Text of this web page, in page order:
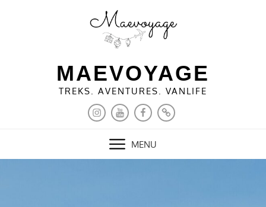
MAEVOYAGE
TREKS. AVENTURES. VANLIFE
INSTAGRAM
YOUTUBEFACEBOOKPINTEREST
MENU